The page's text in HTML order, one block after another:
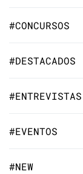
#CONCURSOS
#DESTACADOS
#ENTREVISTAS
#EVENTOS
#NEW